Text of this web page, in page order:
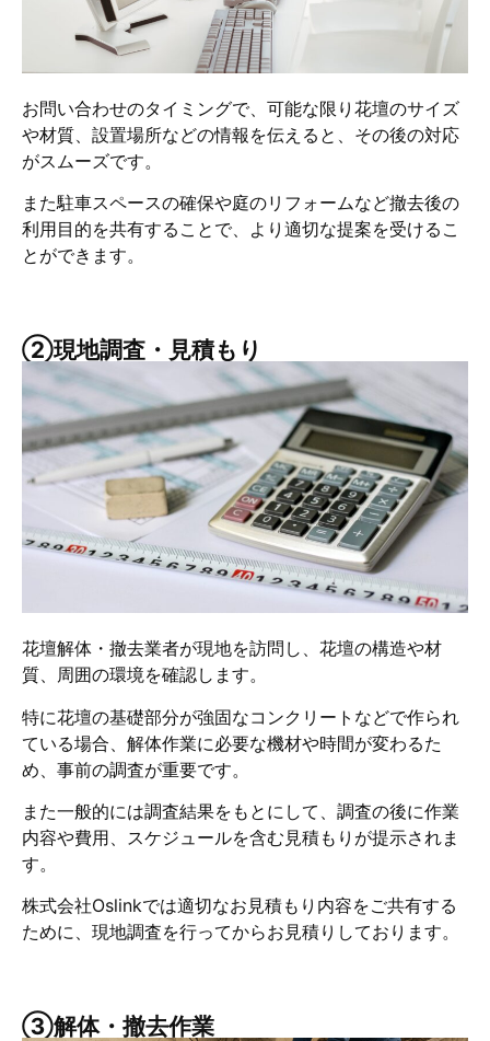
​お問い合わせのタイミングで、可能な限り花壇のサイズ
や材質、設置場所などの情報を伝えると、その後の対応
がスムーズです。
また駐車スペースの確保や庭のリフォームなど撤去後の
利用目的を共有することで、より適切な提案を受けるこ
とができます。
②現地調査・見積もり
花壇解体・撤去業者が現地を訪問し、花壇の構造や材
質、周囲の環境を確認します。
​特に花壇の基礎部分が強固なコンクリートなどで作られ
ている場合、解体作業に必要な機材や時間が変わるた
め、事前の調査が重要です。
また一般的には​調査結果をもとにして、調査の後に作業
内容や費用、スケジュールを含む見積もりが提示されま
す。
株式会社Oslinkでは適切なお見積もり内容をご共有する
ために、現地調査を行ってからお見積りしております。
③解体・撤去作業